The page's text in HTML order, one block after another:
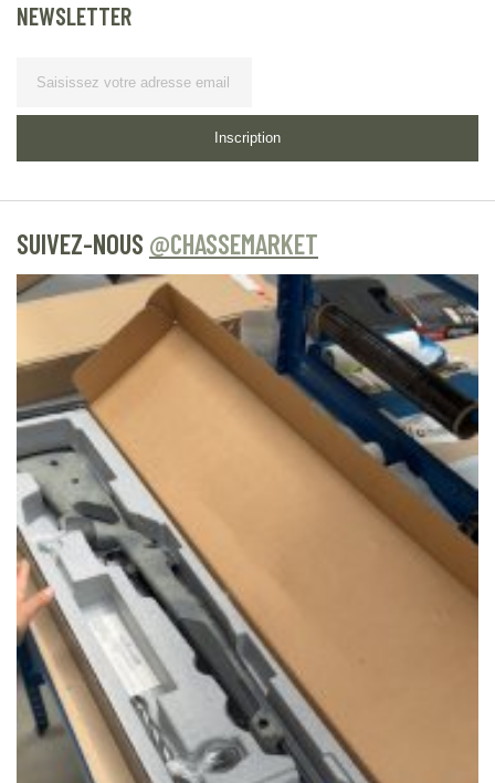
NEWSLETTER
Inscription
SUIVEZ-NOUS @CHASSEMARKET